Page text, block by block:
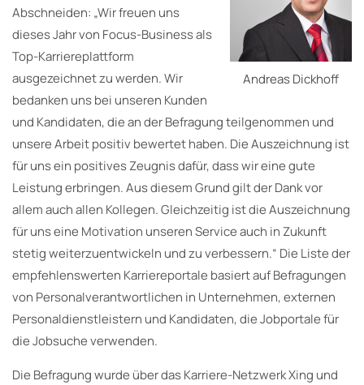
Andreas Dickhoff
Abschneiden: „Wir freuen uns
dieses Jahr von Focus-Business als
Top-Karriereplattform
ausgezeichnet zu werden. Wir
bedanken uns bei unseren Kunden
und Kandidaten, die an der Befragung teilgenommen und
unsere Arbeit positiv bewertet haben. Die Auszeichnung ist
für uns ein positives Zeugnis dafür, dass wir eine gute
Leistung erbringen. Aus diesem Grund gilt der Dank vor
allem auch allen Kollegen. Gleichzeitig ist die Auszeichnung
für uns eine Motivation unseren Service auch in Zukunft
stetig weiterzuentwickeln und zu verbessern.“ Die Liste der
empfehlenswerten Karriereportale basiert auf Befragungen
von Personalverantwortlichen in Unternehmen, externen
Personaldienstleistern und Kandidaten, die Jobportale für
die Jobsuche verwenden.
Die Befragung wurde über das Karriere-Netzwerk Xing und